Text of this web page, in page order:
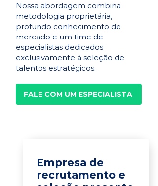
Nossa abordagem combina
metodologia proprietária,
profundo conhecimento de
mercado e um time de
especialistas dedicados
exclusivamente à seleção de
talentos estratégicos.
FALE COM UM ESPECIALISTA
Empresa de
recrutamento e